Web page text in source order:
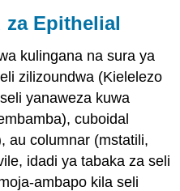
Epithelial
kulingana na sura ya
zilizoundwa (Kielelezo
yanaweza kuwa
cuboidal
au columnar (mstatili,
idadi ya tabaka za seli
ambapo kila seli